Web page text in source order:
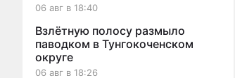
06 авг в 18:40
Взлётную полосу размыло
паводком в Тунгокоченском
округе
06 авг в 18:26